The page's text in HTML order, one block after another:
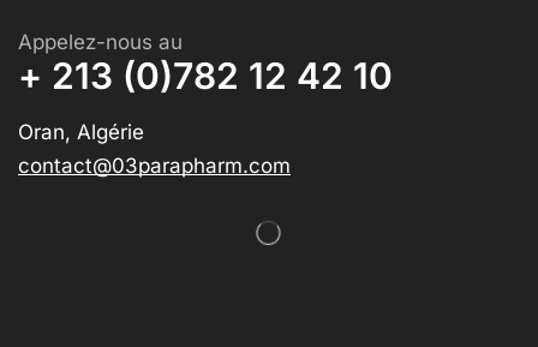
Appelez-nous au
+ 213 (0)782 12 42 10
Oran, Algérie
contact@03parapharm.com